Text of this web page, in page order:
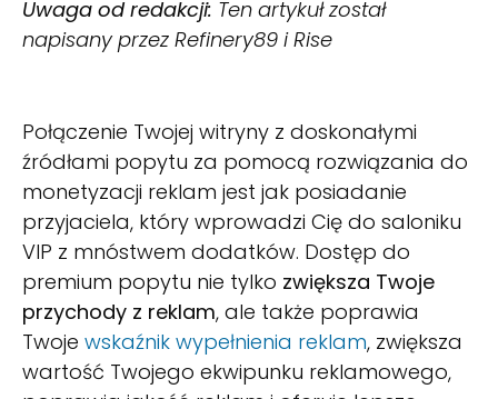
Uwaga od redakcji: Ten artykuł został
napisany przez Refinery89 i Rise
Połączenie Twojej witryny z doskonałymi
źródłami popytu za pomocą rozwiązania do
monetyzacji reklam jest jak posiadanie
przyjaciela, który wprowadzi Cię do saloniku
VIP z mnóstwem dodatków. Dostęp do
premium popytu nie tylko zwiększa Twoje
przychody z reklam, ale także poprawia
Twoje wskaźnik wypełnienia reklam, zwiększa
wartość Twojego ekwipunku reklamowego,